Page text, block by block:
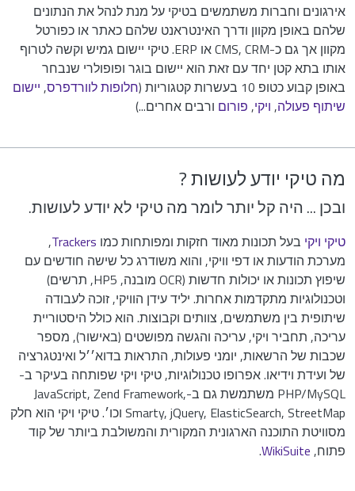
אירגונים וחברות משתמשים בטיקי על מנת לנהל את הנתונים
שלהם באופן מקוון ודרך האינטראנט שלהם כאתר או כפורטל
מקוון אך גם כ-CMS, CRM או ERP. טיקי יישום גמיש וקשה לטרוף
אותו בתא קטן יחד עם זאת הוא יישום בוגר ופופולרי שנבחר
באופן קבוע כטופ 10 בעשרות קטגוריות (
חלופות לוורדפרס, יישום
שיתוף פעולה, ויקי, פורום ורבים אחרים...)
מה טיקי יודע לעושות ?
ובכן ... היה קל יותר לומר מה טיקי לא יודע לעושות.
טיקי ויקי בעל תכונות מאוד חזקות ומפותחות כמו Trackers
,
מערכת הודעות או דפי וויקי, והוא משודרג כל שישה חודשים עם
שיפוץ תכונות או יכולות חדשות (OCR מובנה, HP5, תרשים)
וטכנולוגיות מתקדמות אחרות. יליד עידן הוויקי, זוכה לעבודה
שיתופית בין משתמשים, צוותים וקבוצות. הוא כולל היסטוריית
עריכה, תחביר ויקי, עריכה והגשה מפושטים (באישור), מספר
שכבות של הרשאות, יומני פעולות, התראות בדוא׳׳ל ואינטגרציה
של ועידת וידיאו. אפרופו טכנולוגיות, טיקי ויקי שפותחה בעיקר ב-
PHP/MySQL משתמשת גם ב-JavaScript, Zend Framework,
Smarty, jQuery, ElasticSearch, StreetMap וכו׳. טיקי ויקי הוא חלק
מסוויטת התוכנה הארגונית המקורית והמשולבת ביותר של קוד
פתוח, WikiSuite
.